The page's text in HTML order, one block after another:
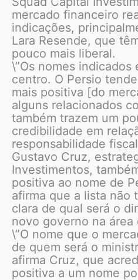
mercado financeiro
indicações,
Lara Resende, que
pouco mais liberal.
\”Os nomes indicados
centro. O Persio
mais positiva [do
alguns relacionados
também trazem um
credibilidade em
responsabilidade
Gustavo Cruz,
Investimentos,
positiva ao nome de
afirma que a lista não
clara de qual será o
novo governo na área
\”O nome que o
de quem será o
afirma Cruz, que
positiva a um nome